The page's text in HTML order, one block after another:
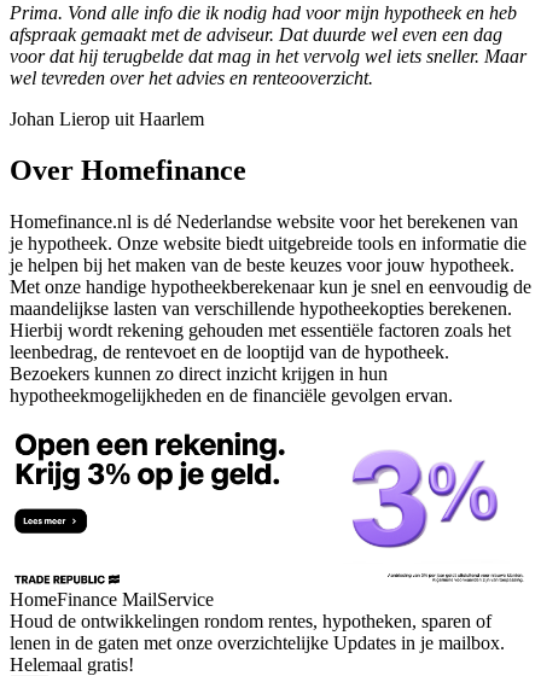
Prima. Vond alle info die ik nodig had voor mijn hypotheek en heb
afspraak gemaakt met de adviseur. Dat duurde wel even een dag
voor dat hij terugbelde dat mag in het vervolg wel iets sneller. Maar
wel tevreden over het advies en renteooverzicht.
Johan Lierop uit Haarlem
Over Homefinance
Homefinance.nl is dé Nederlandse website voor het berekenen van
je hypotheek. Onze website biedt uitgebreide tools en informatie die
je helpen bij het maken van de beste keuzes voor jouw hypotheek.
Met onze handige hypotheekberekenaar kun je snel en eenvoudig de
maandelijkse lasten van verschillende hypotheekopties berekenen.
Hierbij wordt rekening gehouden met essentiële factoren zoals het
leenbedrag, de rentevoet en de looptijd van de hypotheek.
Bezoekers kunnen zo direct inzicht krijgen in hun
hypotheekmogelijkheden en de financiële gevolgen ervan.
HomeFinance MailService
Houd de ontwikkelingen rondom rentes, hypotheken, sparen of
lenen in de gaten met onze overzichtelijke Updates in je mailbox.
Helemaal gratis!